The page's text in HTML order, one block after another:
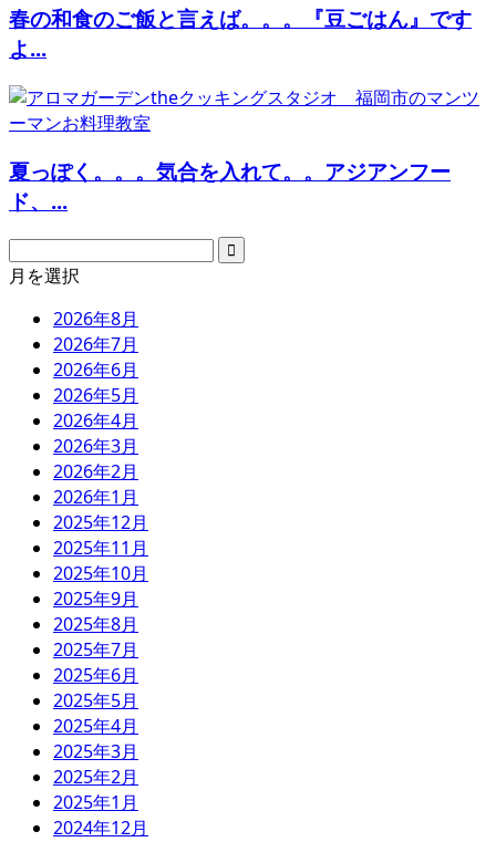
春の和食のご飯と言えば。。。『豆ごはん』です
よ...
夏っぽく。。。気合を入れて。。アジアンフー
ド、...
月を選択
2026年8月
2026年7月
2026年6月
2026年5月
2026年4月
2026年3月
2026年2月
2026年1月
2025年12月
2025年11月
2025年10月
2025年9月
2025年8月
2025年7月
2025年6月
2025年5月
2025年4月
2025年3月
2025年2月
2025年1月
2024年12月